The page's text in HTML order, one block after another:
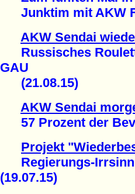
Junktim mit AKW
AKW Sendai
Russisches
GAU
(21.08.15)
AKW Sendai
57 Prozent der
Projekt
Regierungs-Irrsinn
(19.07.15)